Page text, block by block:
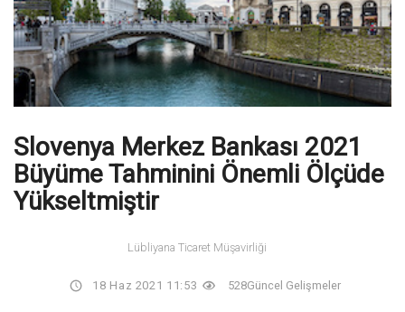
Slovenya Merkez Bankası 2021
Büyüme Tahminini Önemli Ölçüde
Yükseltmiştir
Lübliyana Ticaret Müşavirliği
18 Haz 2021 11:53 528Güncel Gelişmeler